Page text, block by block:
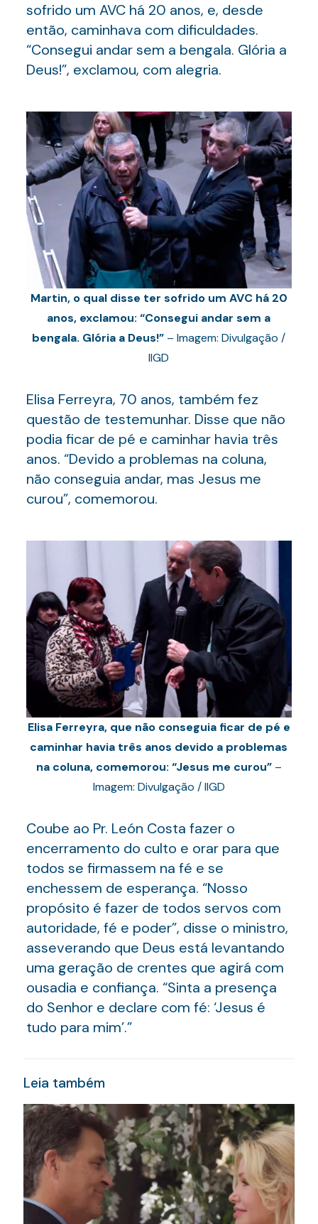
sofrido um AVC há 20 anos, e, desde
então, caminhava com dificuldades.
“Consegui andar sem a bengala. Glória a
Deus!”, exclamou, com alegria.
Martin, o qual disse ter sofrido um AVC há 20
anos, exclamou: “Consegui andar sem a
bengala. Glória a Deus!” – Imagem: Divulgação /
IIGD
Elisa Ferreyra, 70 anos, também fez
questão de testemunhar. Disse que não
podia ficar de pé e caminhar havia três
anos. “Devido a problemas na coluna,
não conseguia andar, mas Jesus me
curou”, comemorou.
Elisa Ferreyra, que não conseguia ficar de pé e
caminhar havia três anos devido a problemas
na coluna, comemorou: “Jesus me curou”–
Imagem: Divulgação / IIGD
Coube ao Pr. León Costa fazer o
encerramento do culto e orar para que
todos se firmassem na fé e se
enchessem de esperança. “Nosso
propósito é fazer de todos servos com
autoridade, fé e poder”, disse o ministro,
asseverando que Deus está levantando
uma geração de crentes que agirá com
ousadia e confiança. “Sinta a presença
do Senhor e declare com fé: ‘Jesus é
tudo para mim’.”
Leia também